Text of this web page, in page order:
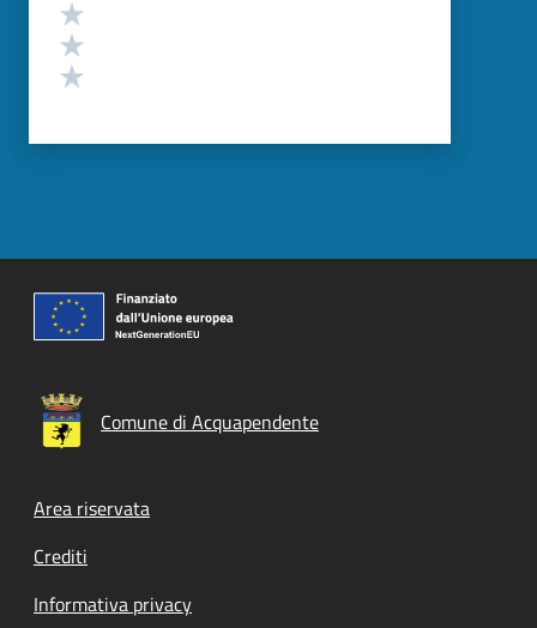
Comune di Acquapendente
Footer menu
Area riservata
Crediti
Informativa privacy